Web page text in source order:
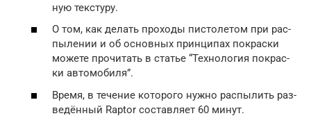
ную тек­сту­ру.
О том, как делать про­хо­ды писто­ле­том при рас­
пы­ле­нии и об основ­ных прин­ци­пах покрас­ки
може­те про­чи­тать в ста­тье “Тех­но­ло­гия покрас­
ки авто­мо­би­ля”.
Вре­мя, в тече­ние кото­ро­го нуж­но рас­пы­лить раз­
ве­дён­ный Raptor состав­ля­ет 60 минут.